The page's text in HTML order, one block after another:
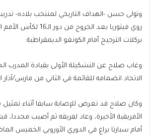
وتولى حسن -الهداف التاريخي لمنتخب بلاده-
روي فيتوريا بعد الخروج
بركلات الترجيح أمام الكونغو الديمقراطية.
وغاب صلاح عن التشكيلة الأولى بقيادة المدرب
الاتحاد انضمامه للقائمة في الثاني من مارس/آذار
وكان صلاح قد تعرض للإصابة سابقا أثناء
الأفريقية الأخيرة، وعاد لفريقه ثم أصيب مجددا،
أمام سبارتا براغ في الدوري الأوروبي الخميس